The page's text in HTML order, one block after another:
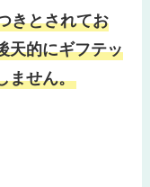
きとされてお
天的にギフテッ
ません。